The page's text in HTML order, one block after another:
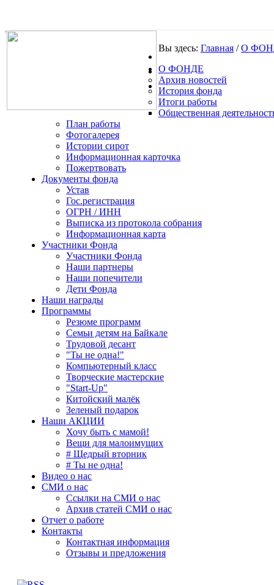
.
Вы здесь: Главная /О
О ФОНДЕ
Архив новостей
История фонда
Итоги работы
Общественная
План работы
Фотогалерея
Истории сирот
Информационная карточка
Пожертвовать
Документы фонда
Устав
Гос.регистрация
ОГРН / ИНН
Выписка из протокола собрания
Информационная карта
Участники Фонда
Участники Фонда
Наши партнеры
Наши попечители
Дети Фонда
Наши награды
Программы
Резюме программ
Семьи детям на Байкале
Трудовой десант
"Ты не одна!"
Компьютерный класс
Творческие мастерские
"Start-Up"
Китойский малёк
Зеленый подарок
Наши АКЦИИ
Хочу быть с мамой!
Вещи для малоимущих
# Щедрый вторник
# Ты не одна!
Видео о нас
СМИ о нас
Ссылки на СМИ о нас
Архив статей СМИ о нас
Отчет о работе
Контакты
Контактная информация
Отзывы и предложения